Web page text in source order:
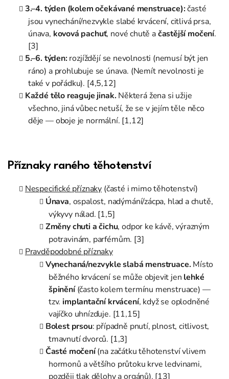
3.–4. týden (kolem očekávané menstruace):časté
jsou vynechání/nezvykle slabé krvácení, citlivá prsa,
únava, kovová pachuť, nové chutě ačastější močení.
[3]
5.–6. týden:rozjíždějí se nevolnosti (nemusí být jen
ráno) a prohlubuje se únava. (Nemít nevolnosti je
také v pořádku). [4,5,12]
Každé tělo reaguje jinak. Některá žena si užije
všechno, jiná vůbec netuší, že se v jejím těle něco
děje — oboje je normální. [1,12]
Příznaky raného těhotenství
Nespecifické příznaky (časté i mimo těhotenství)
Únava, ospalost, nadýmání/zácpa, hlad a chutě,
výkyvy nálad. [1,5]
Změny chuti a čichu, odpor ke kávě, výrazným
potravinám, parfémům. [3]
Pravděpodobné příznaky
Vynechaná/nezvykle slabá menstruace. Místo
běžného krvácení se může objevit jen lehké
špinění(často kolem termínu menstruace) —
tzv.implantační krvácení, když se oplodněné
vajíčko uhnízďuje. [11,15]
Bolest prsou: případně pnutí, plnost, citlivost,
tmavnutí dvorců. [1,3]
Časté močení(na začátku těhotenství vlivem
hormonů a většího průtoku krve ledvinami,
později tlak dělohy a orgánů). [13]